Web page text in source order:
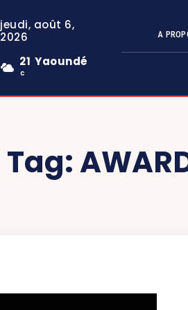
jeudi, août 6,
2026
21
C
Yaoundé
A
Tag: